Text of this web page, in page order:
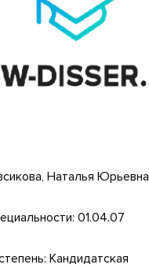
Наталья Юрьевна
01.04.07
Кандидатская